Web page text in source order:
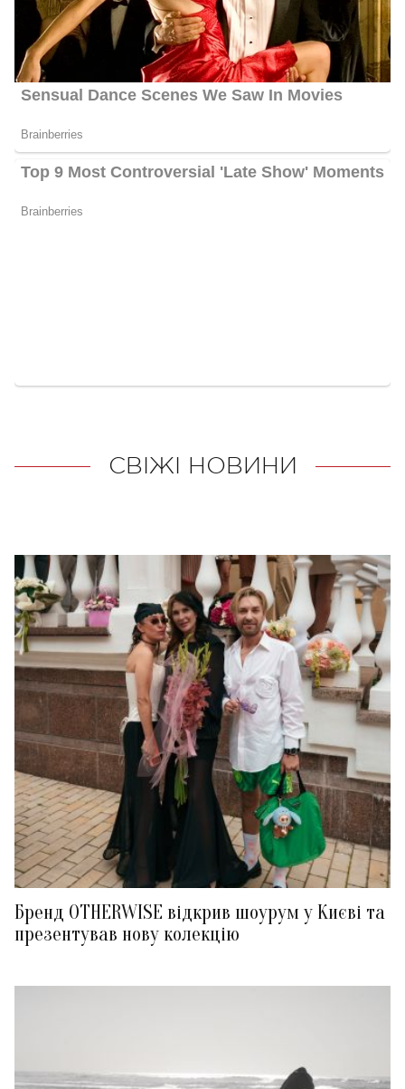
СВІЖІ НОВИНИ
Бренд OTHERWISE відкрив шоурум у Києві та
презентував нову колекцію